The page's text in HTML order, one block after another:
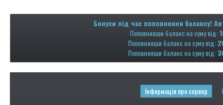
Бонуси під час поповнення балансу!
Поповнивши баланс на суму від:
Поповнивши баланс на суму від:
Поповнивши баланс на суму від:
Інформація про сервер